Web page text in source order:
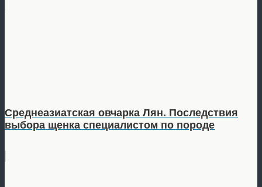
Среднеазиатская овчарка Лян. Последствия
выбора щенка специалистом по породе